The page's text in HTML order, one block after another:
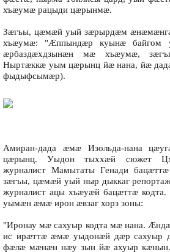
хъæумæ рацыди цæрынмæ.
Зæгъы, цæмæй уый зæрырдæм
хъæумæ: "Æппындæр куынæ байгом
æрбаздæхдзынæн мæ хъæумæ,
Ныртæккæ уым цæрынц йæ нана, йæ
фыдыфсымæр).
Амиран-дада æмæ Изольда-нана
цæрынц. Уыдон тыххæй сюжет
журналист Мамытаты Генади
зæгъы, цæмæй уый ныр дыккаг
журналист ацы хъæуæй бацæттæ
уымæн æмæ ирон æвзаг хорз зоны:
"Иронау мæ сахуыр кодта мæ нана.
ис ирæттæ æмæ уыдонæй дæр сахуыр
фæлæ мæнæн нæу зын йæ ахуыр